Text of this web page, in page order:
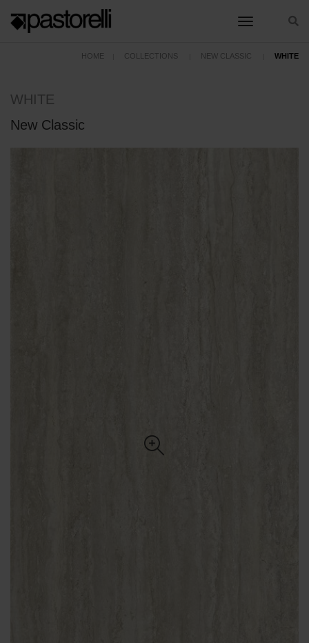
toggle
HOME COLLECTIONS NEW CLASSIC WHITE
WHITE
New Classic